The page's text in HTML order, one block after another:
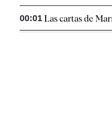
00:01 Las cartas de